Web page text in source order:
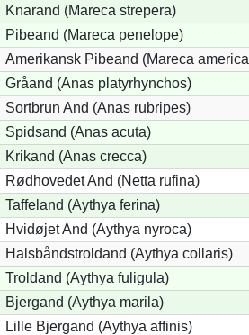
Knarand (Mareca strepera)
Pibeand (Mareca penelope)
Amerikansk Pibeand (Mareca
Gråand (Anas platyrhynchos)
Sortbrun And (Anas rubripes)
Spidsand (Anas acuta)
Krikand (Anas crecca)
Rødhovedet And (Netta rufina)
Taffeland (Aythya ferina)
Hvidøjet And (Aythya nyroca)
Halsbåndstroldand (Aythya collaris)
Troldand (Aythya fuligula)
Bjergand (Aythya marila)
Lille Bjergand (Aythya affinis)